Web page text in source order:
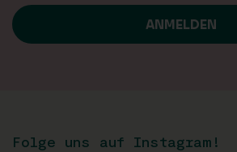
Folge uns auf Instagram!